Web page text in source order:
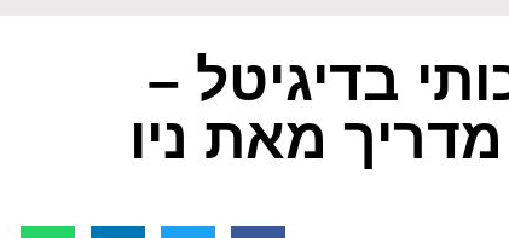
בדיגיטל –
מדריך מאת ניו